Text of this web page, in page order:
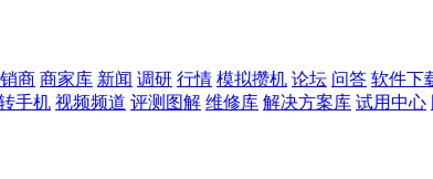
商 商家库 新闻 调研 行情 模拟攒机 论坛 问答 软件下
手机 视频频道 评测图解 维修库 解决方案库 试用中心